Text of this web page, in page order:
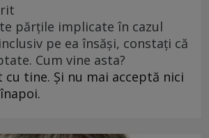
părțile implicate în cazul
pe ea însăși, constați că
Cum vine asta?
cu tine. Și nu mai acceptă nici